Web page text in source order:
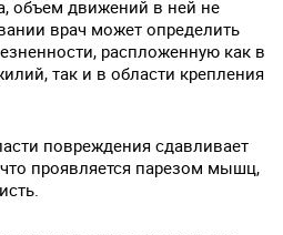
объем движений в ней не
врач может определить
распложенную как в
так и в области крепления
повреждения сдавливает
проявляется парезом мышц,